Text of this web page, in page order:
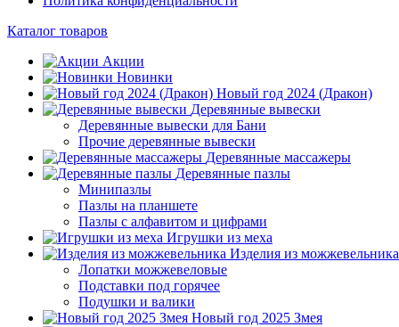
Каталог товаров
Акции
Новинки
Новый год 2024 (Дракон)
Деревянные вывески
Деревянные вывески для Бани
Прочие деревянные вывески
Деревянные массажеры
Деревянные пазлы
Минипазлы
Пазлы на планшете
Пазлы с алфавитом и цифрами
Игрушки из меха
Изделия из можжевельника
Лопатки можжевеловые
Подставки под горячее
Подушки и валики
Новый год 2025 Змея